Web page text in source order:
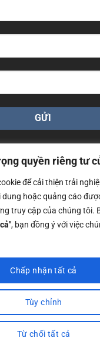
quyền riêng tư
để cải thiện trải
dung hoặc quảng cáo
truy cập của chúng tôi.
, bạn đồng ý với việc
Tùy chỉnh
Từ chối tất cả
Chấp nhận tất cả
Bình Xương - Số
bởi Sở Kế Hoạch và
Binh Xuong. All